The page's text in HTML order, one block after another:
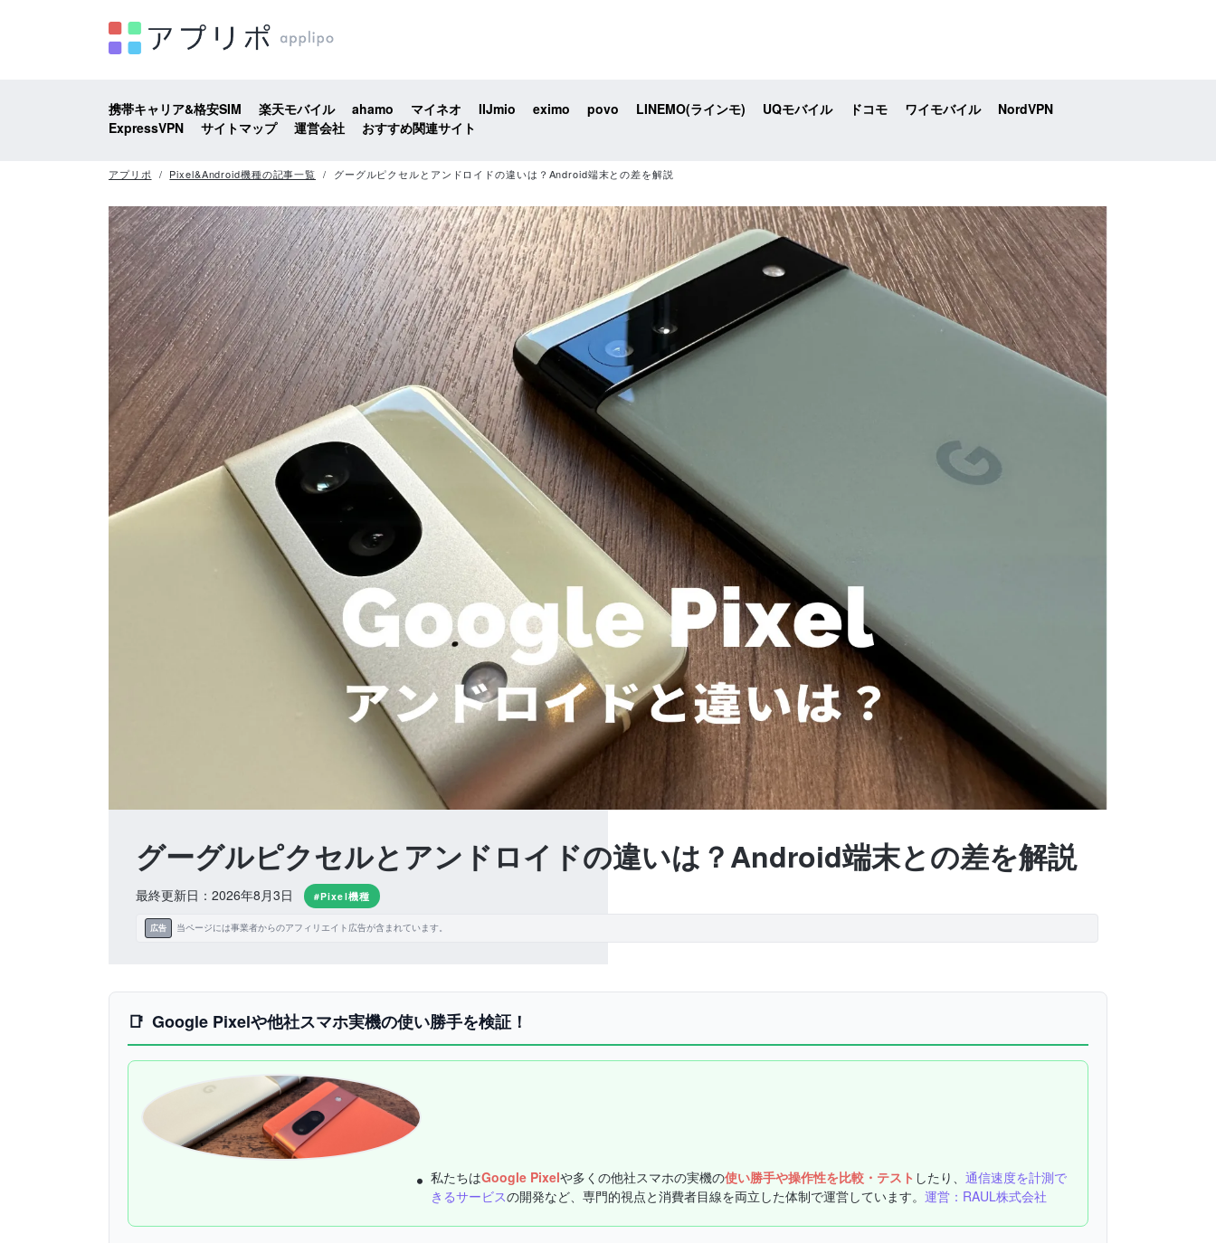
携帯キャリア&格安SIM 楽天モバイル ahamo マイネオ IIJmio eximo povo LINEMO(ラインモ) UQモバイル ドコモ ワイモバイル
NordVPN
ExpressVPN
サイトマップ 運営会社 おすすめ関連サイト
アプリポ Pixel&Android機種の記事一覧 グーグルピクセルとアンドロイドの違いは？Android端末との差を解説
グーグルピクセルとアンドロイドの違いは？Android端末との差を解説
最終更新日：2026年8月3日 #Pixel機種
広告 当ページには事業者からのアフィリエイト広告が含まれています。
Google Pixelや他社スマホ実機の使い勝手を検証！
私たちはGoogle Pixelや多くの他社スマホの実機の使い勝手や操作性を比較・テスト したり、 通信速度を計測で
きるサービスの開発など、専門的視点と消費者目線を両立した体制で運営しています。 運営：RAUL株式会社